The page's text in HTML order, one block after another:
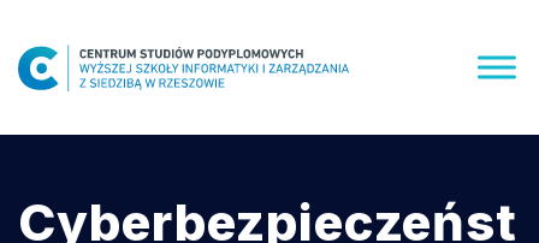
content
Cyberbezpieczeńst